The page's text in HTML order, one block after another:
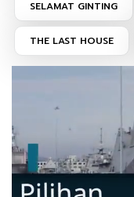
SELAMAT GINTING
THE LAST HOUSE